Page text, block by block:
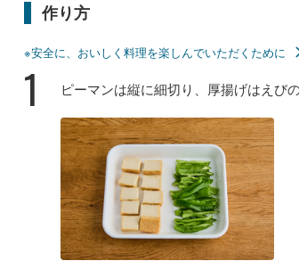
作り方
※安全に、おいしく料理を楽しんでいただくために
1 ピーマンは縦に細切り、厚揚げはえび